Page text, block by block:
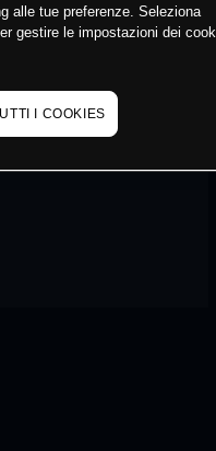
alle tue preferenze. Seleziona
gestire le impostazioni dei
I COOKIES